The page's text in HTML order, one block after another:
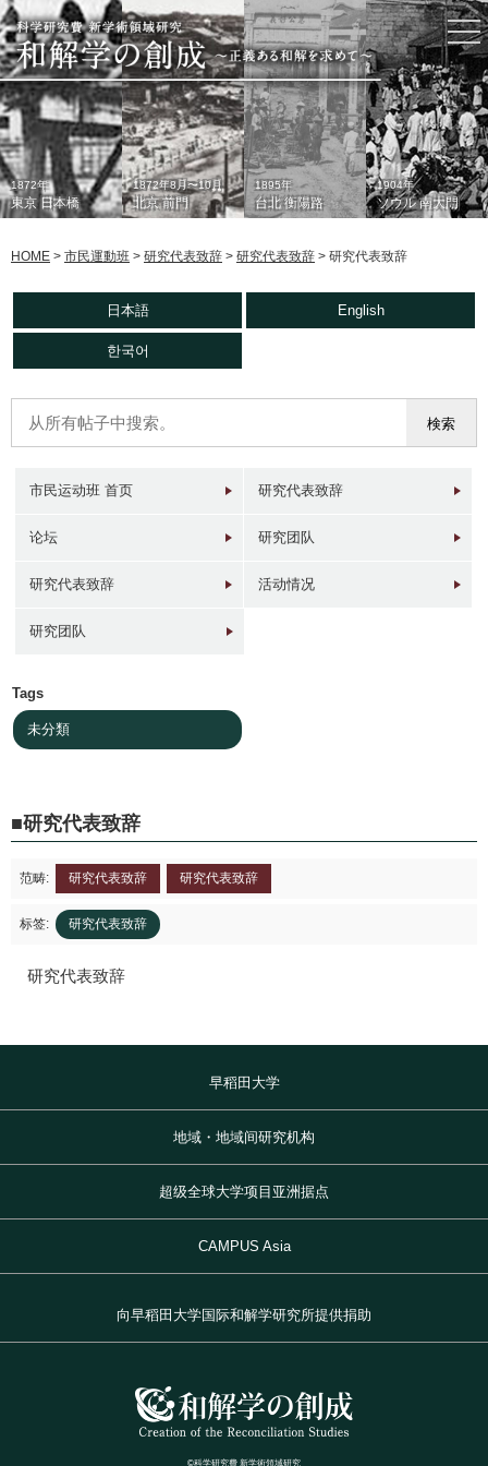
1872年
東京 日本橋
1933年
東京 日本橋
東京 日本橋
2017年
1872年8月〜10月
北京 前門
現在
北京 前門
1930年代
1895年
台北 衡陽路
1930年代
現在
台北 衡陽路
1904年
ソウル 南大門
2006年
ソウル 南大門
1940年代初
HOME > 市民運動班 > 研究代表致辞 > 研究代表致辞 > 研究代表致辞
日本語 English
한국어
市民运动班 首页 研究代表致辞
论坛 研究团队
研究代表致辞 活动情况
研究团队
Tags
未分類
研究代表致辞
范畴: 研究代表致辞 研究代表致辞
标签: 研究代表致辞
研究代表致辞
早稻田大学
地域・地域间研究机构
超级全球大学项目亚洲据点
CAMPUS Asia
向早稻田大学国际和解学研究所提供捐助
©科学研究費 新学術領域研究